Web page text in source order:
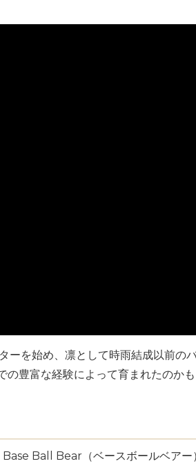
ーを始め、凛として時雨結成以前の
豊富な経験によって育まれたのかも
Ball Bear（ベースボールベアー